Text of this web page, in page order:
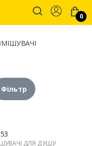
Account
0
Фільтр
ДЛЯ ДУШУ